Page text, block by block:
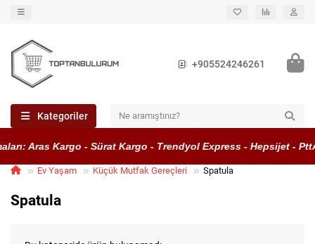
+905524246261
Kategoriler
Aras Kargo - Sürat Kargo - Trendyol Express - Hepsijet -
Ev Yaşam Küçük Mutfak Gereçleri Spatula
Spatula